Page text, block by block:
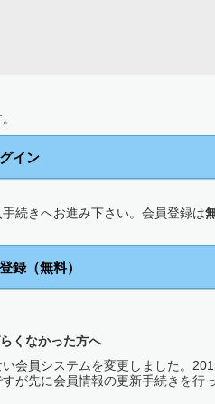
イン
続きへお進み下さい。会員登録は
録（無料）
くなかった方へ
会員システムを変更しました。
が先に会員情報の更新手続きを行